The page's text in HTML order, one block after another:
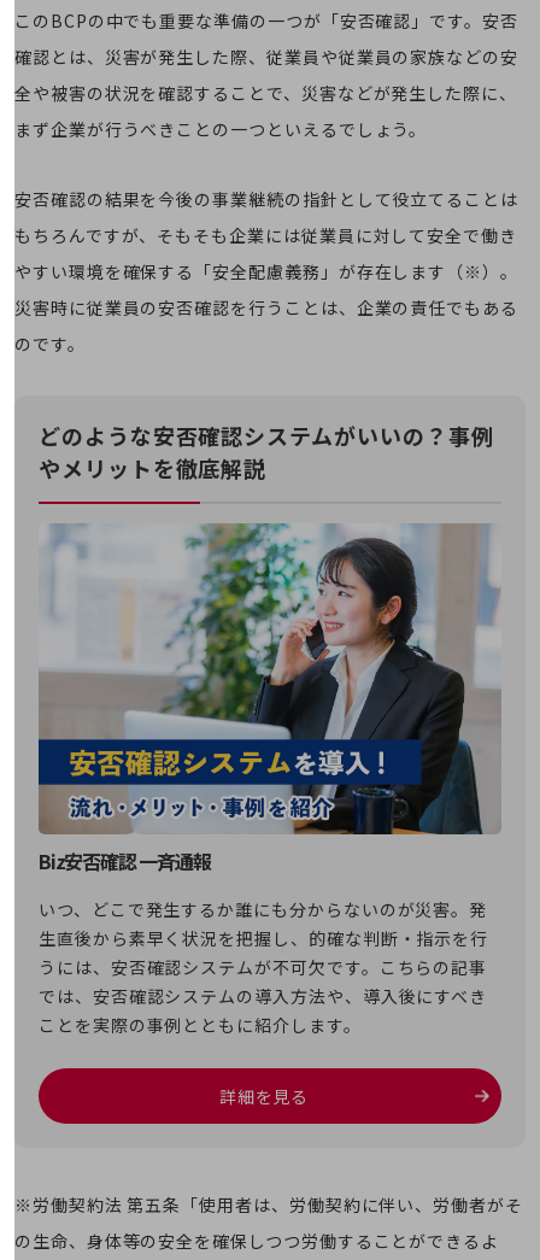
旬な話題やお役立ち資料などDXの課題を
新着記事
お役立ち資料ダウンロード
トレンド記事特集
IT用語集
課題やニーズに合ったサービスをご紹介し、
中堅中小企業のビジネスをサポート！
お悩みから見つける
ネットワーク
バックオフィス
リモート・ハイブリッドワーク
その他のお悩みはこちら
運輸業
建設業
地域産業
その他の業界はこちら
ゲーム感覚で見つける
ビジネスお悩み診断
NTTドコモビジネス
オンラインショップ
モバイル・ICTサービスをオンラインで
法人向けモバイルトップ
はじめての方へ
サービス・商品を探す
新規会員登録/ログインはこちら
このBCPの中でも重要な準備の一つが「安否確認」です。安否
確認とは、災害が発生した際、従業員や従業員の家族などの安
全や被害の状況を確認することで、災害などが発生した際に、
まず企業が行うべきことの一つといえるでしょう。
安否確認の結果を今後の事業継続の指針として役立てることは
もちろんですが、そもそも企業には従業員に対して安全で働き
やすい環境を確保する「安全配慮義務」が存在します（※）。
災害時に従業員の安否確認を行うことは、企業の責任でもある
のです。
どのような安否確認システムがいいの？事例
やメリットを徹底解説
Biz安否確認 一斉通報
いつ、どこで発生するか誰にも分からないのが災害。発
生直後から素早く状況を把握し、的確な判断・指示を行
うには、安否確認システムが不可欠です。こちらの記事
では、安否確認システムの導入方法や、導入後にすべき
ことを実際の事例とともに紹介します。
詳細を見る
※労働契約法 第五条「使用者は、労働契約に伴い、労働者がそ
の生命、身体等の安全を確保しつつ労働することができるよ